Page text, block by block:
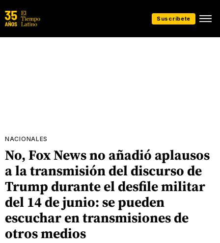
Suscríbete
NACIONALES
No, Fox News no añadió aplausos
a la transmisión del discurso de
Trump durante el desfile militar
del 14 de junio: se pueden
escuchar en transmisiones de
otros medios